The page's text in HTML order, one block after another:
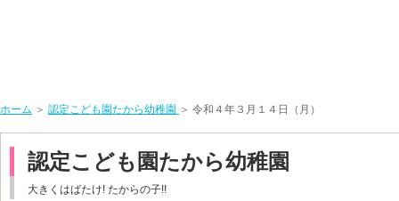
ホーム ＞ 認定こども園たから幼稚園 ＞ 令和４年３月１４日（月）
認定こども園たから幼稚園
大きくはばたけ! たからの子!!